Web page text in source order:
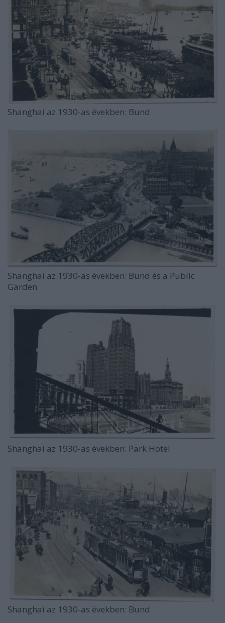
Shanghai az 1930-as években: Bund
Shanghai az 1930-as években: Bund és a Public
Garden
Shanghai az 1930-as években: Park Hotel
Shanghai az 1930-as években: Bund